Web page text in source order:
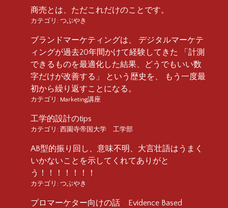
商売とは、ただこれだけのことです。
カテゴリ: つぶやき
ブランドマーケティングは、 デジタルマーケテ
ィングが過去20年間かけて経験してきた 「計測
できるものを最適化した結果、どうでもいい数
字だけが改善する」 という歴史を、 もう一度最
初から繰り返すことになる。
カテゴリ: Marketing講座
工学的設計のtips
カテゴリ: 西園寺帝国大学 工学部
AB型的振り回し、意味不明、大言壮語はうまく
いかないことを示してくれてありがと
う！！！！！！！
カテゴリ: つぶやき
プロマーケター向けの話 Evidence Based